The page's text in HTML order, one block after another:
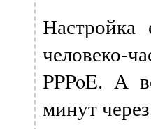
Настройка
человеко-
PPPoE. А
минут